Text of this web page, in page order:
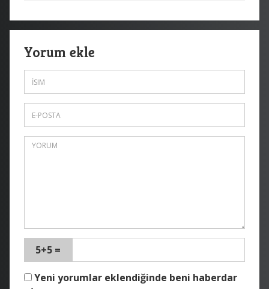
Yorum ekle
5+5 =
Yeni yorumlar eklendiğinde beni haberdar